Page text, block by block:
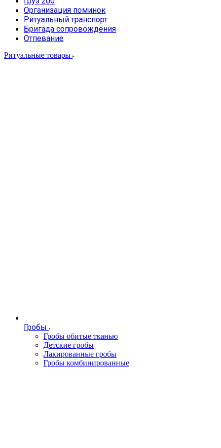
Организация поминок
Ритуальный транспорт
Бригада сопровождения
Отпевание
Ритуальные товары
Гробы
Гробы обитые тканью
Детские гробы
Лакированные гробы
Гробы комбинированные